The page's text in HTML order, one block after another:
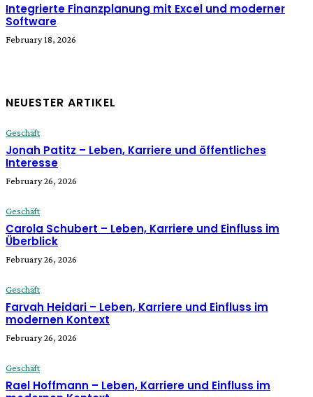
Integrierte Finanzplanung mit Excel und moderner
Software
February 18, 2026
NEUESTER ARTIKEL
Geschäft
Jonah Patitz – Leben, Karriere und öffentliches
Interesse
February 26, 2026
Geschäft
Carola Schubert – Leben, Karriere und Einfluss im
Überblick
February 26, 2026
Geschäft
Farvah Heidari – Leben, Karriere und Einfluss im
modernen Kontext
February 26, 2026
Geschäft
Rael Hoffmann – Leben, Karriere und Einfluss im